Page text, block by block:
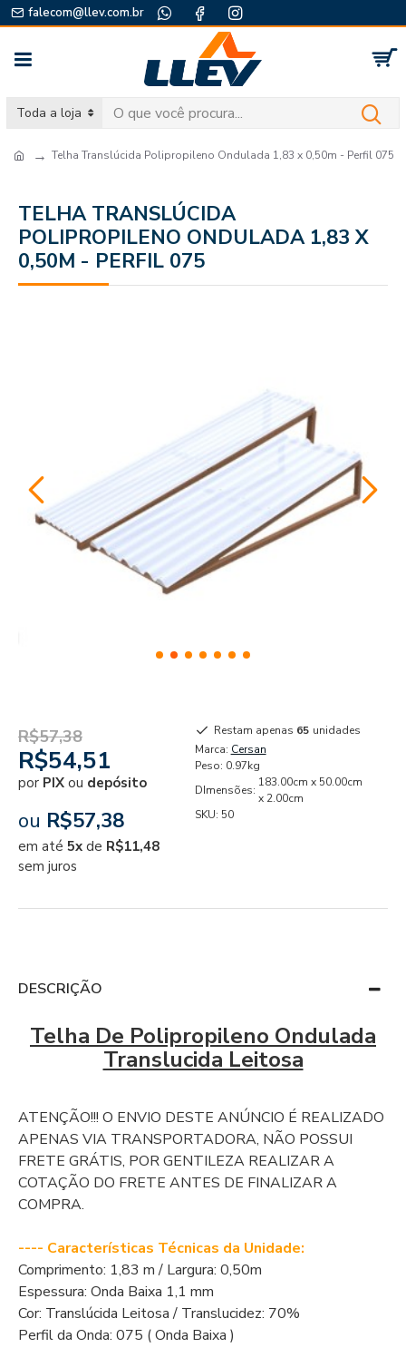
falecom@llev.com.br
Toda a loja
Telha Translúcida Polipropileno Ondulada 1,83 x 0,50m - Perfil 075
TELHA TRANSLÚCIDA
POLIPROPILENO ONDULADA 1,83 X
0,50M - PERFIL 075
R$54,51
R$57,38
por PIX ou depósito
ou R$57,38
em até 5x de R$11,48
sem juros
Restam apenas 65 unidades
Marca: Cersan
Peso: 0.97kg
DImensões:
183.00cm x 50.00cm
x 2.00cm
SKU: 50
DESCRIÇÃO
Telha De Polipropileno Ondulada
Translucida Leitosa
ATENÇÃO!!! O ENVIO DESTE ANÚNCIO É REALIZADO
APENAS VIA TRANSPORTADORA, NÃO POSSUI
FRETE GRÁTIS, POR GENTILEZA REALIZAR A
COTAÇÃO DO FRETE ANTES DE FINALIZAR A
COMPRA.
---- Características Técnicas da Unidade:
Comprimento: 1,83 m / Largura: 0,50m
Espessura: Onda Baixa 1,1 mm
Cor: Translúcida Leitosa / Translucidez: 70%
Perfil da Onda: 075 ( Onda Baixa )